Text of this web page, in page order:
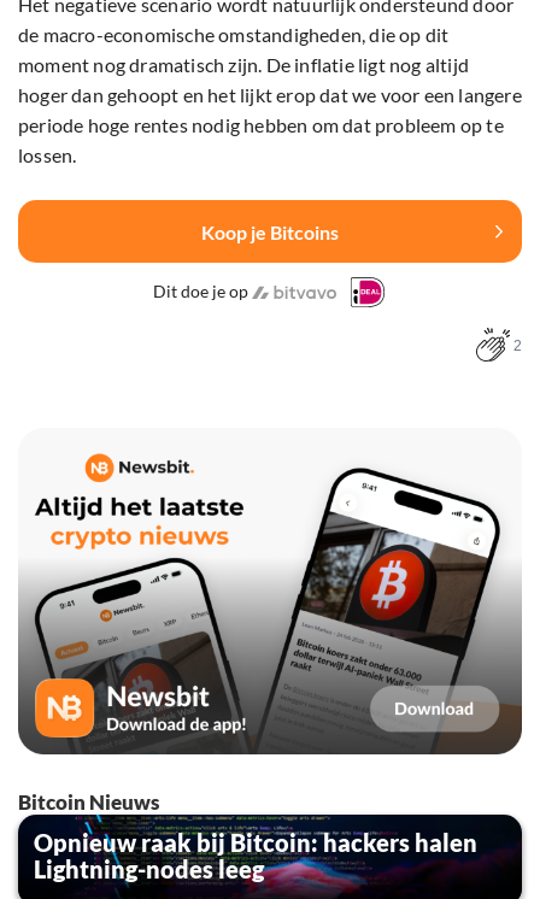
de macro-economische omstandigheden, die op dit
moment nog dramatisch zijn. De inflatie ligt nog altijd
hoger dan gehoopt en het lijkt erop dat we voor een langere
periode hoge rentes nodig hebben om dat probleem op te
lossen.
Koop je Bitcoins
Dit doe je op
2
Bitcoin Nieuws
Opnieuw raak bij Bitcoin: hackers halen
Lightning-nodes leeg